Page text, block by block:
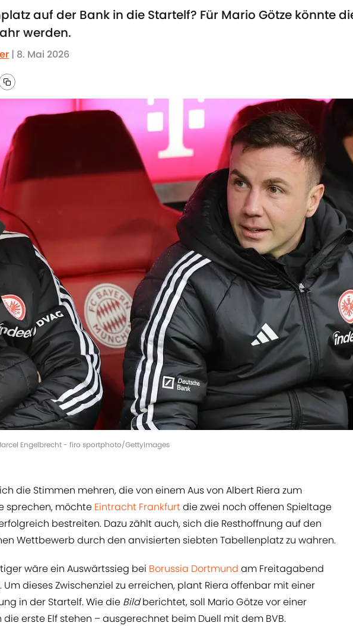
auf der Bank in die Startelf? Für Mario Götze könnte
werden.
| 8. Mai 2026
Engelbrecht - firo sportphoto/GettyImages
die Stimmen mehren, die von einem Aus von Albert Riera zum
sprechen, möchte Eintracht Frankfurtdie zwei noch offenen Spieltage
bestreiten. Dazu zählt auch, sich die Resthoffnung auf den
Wettbewerb durch den anvisierten siebten Tabellenplatz zu wahren.
wäre ein Auswärtssieg bei Borussia Dortmund am Freitagabend
Um dieses Zwischenziel zu erreichen, plant Riera offenbar mit einer
in der Startelf. Wie die Bildberichtet, soll Mario Götze vor einer
die erste Elf stehen – ausgerechnet beim Duell mit dem BVB.